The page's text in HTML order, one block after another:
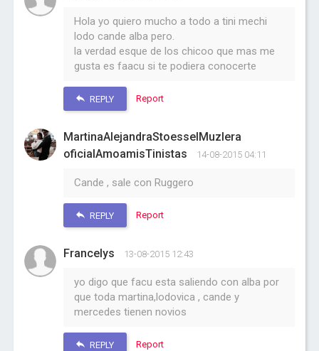
Hola yo quiero mucho a todo a tini mechi
lodo cande alba pero.
la verdad esque de los chicoo que mas me
gusta es faacu si te podiera conocerte
REPLY Report
MartinaAlejandraStoesselMuzlera
oficialAmoamisTinistas
14-08-2015 04:11
Cande , sale con Ruggero
REPLY Report
Francelys 13-08-2015 12:43
yo digo que facu esta saliendo con alba por
que toda martina,lodovica , cande y
mercedes tienen novios
REPLY Report